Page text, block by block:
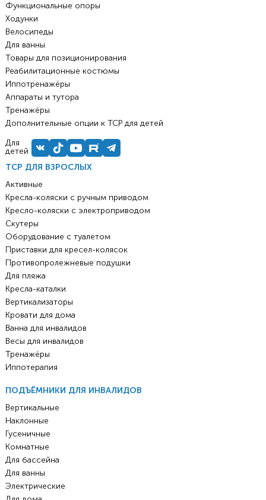
ТСР ДЛЯ ВЗРОСЛЫХ
Активные
Кресла-коляски с ручным приводом
Кресло-коляски с электроприводом
Скутеры
Оборудование с туалетом
Приставки для кресел-колясок
Противопролежневые подушки
Для пляжа
Кресла-каталки
Вертикализаторы
Кровати для дома
Ванна для инвалидов
Весы для инвалидов
Тренажёры
Иппотерапия
ПОДЪЁМНИКИ ДЛЯ ИНВАЛИДОВ
Вертикальные
Наклонные
Гусеничные
Комнатные
Для бассейна
Для ванны
Электрические
Функциональные опоры
Ходунки
Велосипеды
Для ванны
Товары для позиционирования
Реабилитационные костюмы
Иппотренажёры
Аппараты и тутора
Тренажёры
Дополнительные опции к ТСР для детей
Для
детей